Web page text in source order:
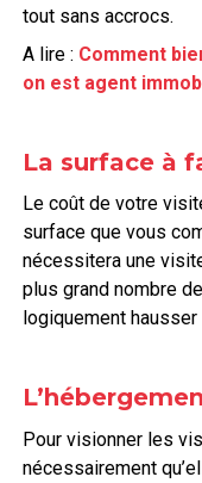
tout sans accrocs.
A lire : Comment
on est agent
La surface à
Le coût de votre
surface que vous
nécessitera une
plus grand nombre
logiquement hausser
Pour visionner les
nécessairement